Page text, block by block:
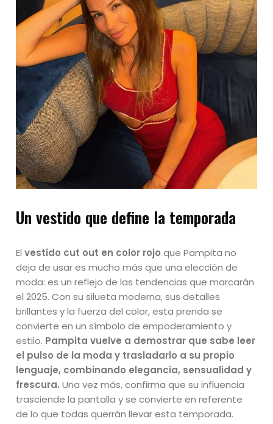
Un vestido que define la temporada
Elvestido cut out en color rojo que Pampita no
deja de usar es mucho más que una elección de
moda: es un reflejo de las tendencias que marcarán
el 2025. Con su silueta moderna, sus detalles
brillantes y la fuerza del color, esta prenda se
convierte en un símbolo de empoderamiento y
estilo. Pampita vuelve a demostrar que sabe leer
el pulso de la moda y trasladarlo a su propio
lenguaje, combinando elegancia, sensualidad y
frescura. Una vez más, confirma que su influencia
trasciende la pantalla y se convierte en referente
de lo que todas querrán llevar esta temporada.